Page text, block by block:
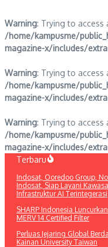
Warning: Trying to
/home/kampusme/
magazine-x/includes/
Warning: Trying to
/home/kampusme/
magazine-x/includes/
Warning: Trying to
/home/kampusme/
magazine-x/includes/
Lewati
konten
Terbaru
Indosat, Ooredoo Group,
Indosat, Siap Layani
Infrastruktur AI Terintegerasi
SHARP Indonesia
MERV 14 Certified Filter
Perluas Jejaring Global
Kainan University Taiwan